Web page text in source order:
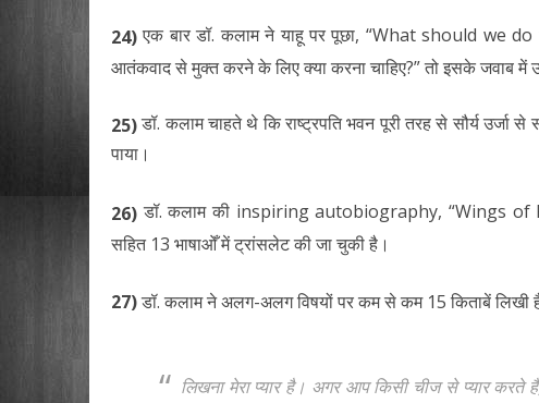
24)एक बार डॉ. कलाम ने याहू पर पूछा, “What should we
आतंकवाद से मुक्त करने के लिए क्या करना चाहिए?” तो इसके जवाब
25)डॉ. कलाम चाहते थे कि राष्ट्रपति भवन पूरी तरह से सौर्य उर्जा
पाया।
26) डॉ. कलाम की inspiring autobiography, “Wings of
सहित 13 भाषाओँ में ट्रांसलेट की जा चुकी है।
27)डॉ. कलाम ने अलग-अलग विषयों पर कम से कम 15 किताबें लिखी
लिखना मेरा प्यार है। अगर आप किसी चीज से प्यार